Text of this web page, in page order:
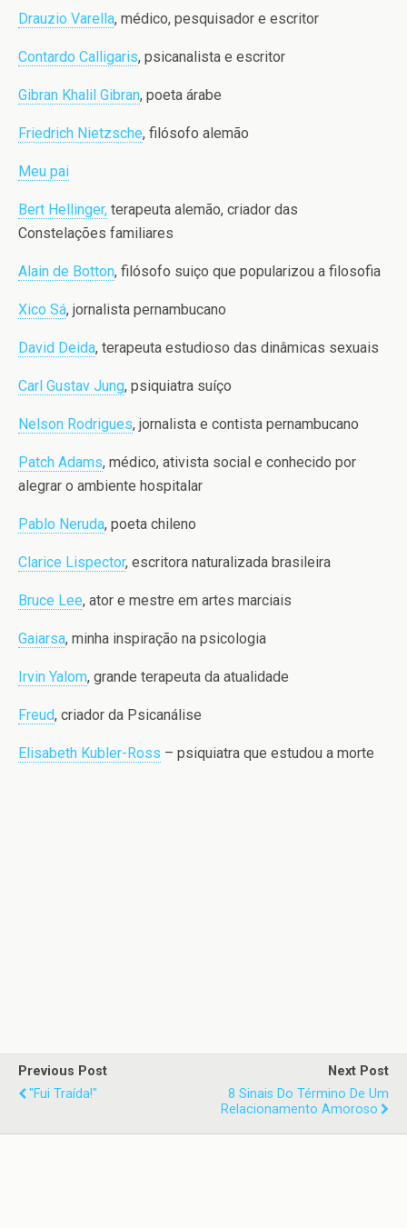
Drauzio Varella, médico, pesquisador e escritor
Contardo Calligaris, psicanalista e escritor
Gibran Khalil Gibran, poeta árabe
Friedrich Nietzsche, filósofo alemão
Meu pai
Bert Hellinger, terapeuta alemão, criador das
Constelações familiares
Alain de Botton, filósofo suiço que popularizou a filosofia
Xico Sá, jornalista pernambucano
David Deida, terapeuta estudioso das dinâmicas sexuais
Carl Gustav Jung, psiquiatra suíço
Nelson Rodrigues, jornalista e contista pernambucano
Patch Adams, médico, ativista social e conhecido por
alegrar o ambiente hospitalar
Pablo Neruda, poeta chileno
Clarice Lispector, escritora naturalizada brasileira
Bruce Lee, ator e mestre em artes marciais
Gaiarsa, minha inspiração na psicologia
Irvin Yalom, grande terapeuta da atualidade
Freud, criador da Psicanálise
Elisabeth Kubler-Ross – psiquiatra que estudou a morte
Previous Post
"Fui Traída!"
Next Post
8 Sinais Do Término De Um
Relacionamento Amoroso